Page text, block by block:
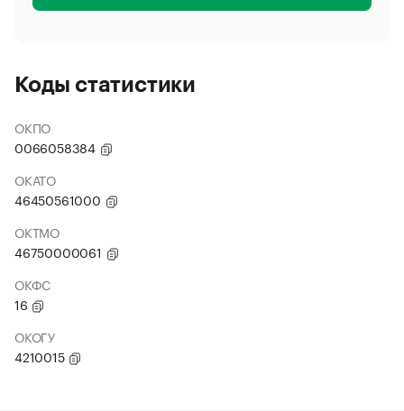
Коды статистики
ОКПО
0066058384
ОКАТО
46450561000
ОКТМО
46750000061
ОКФС
16
ОКОГУ
4210015